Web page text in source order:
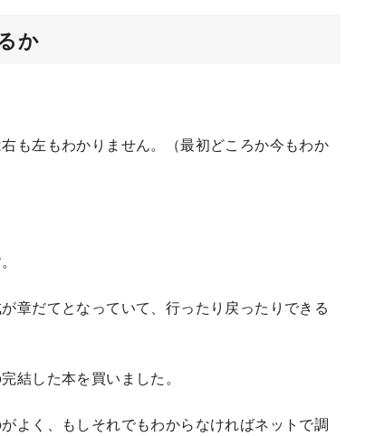
か
も左もわかりません。（最初どころか今もわか
章だてとなっていて、行ったり戻ったりできる
結した本を買いました。
よく、もしそれでもわからなければネットで調